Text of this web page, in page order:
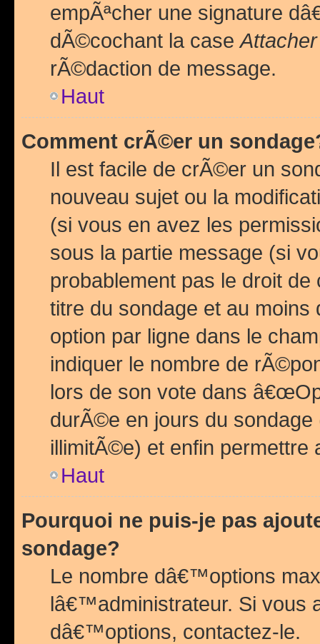
empÃªcher une signature
dÃ©cochant la case
rÃ©daction de message.
Haut
Comment crÃ©er un
Il est facile de crÃ©er un
nouveau sujet ou la
(si vous en avez les
sous la partie message (si
probablement pas le droit
titre du sondage et au
option par ligne dans le
indiquer le nombre de
lors de son vote dans
durÃ©e en jours du
illimitÃ©e) et enfin permettre
Haut
Pourquoi ne puis-je pas
sondage?
Le nombre dâ€™options
lâ€™administrateur. Si vous
dâ€™options, contactez-le.